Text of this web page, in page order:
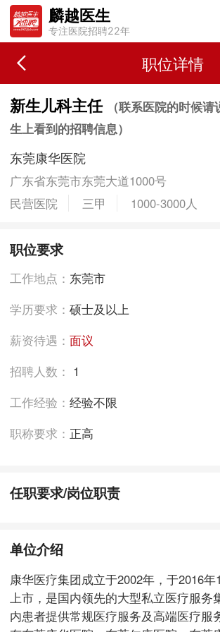
麟越医生
专注医院招聘22年
职位详情
新生儿科主任
（联系医院的时候
生上看到的招聘信息）
东莞康华医院
广东省东莞市东莞大道1000号
民营医院
三甲 1000-3000人
职位要求
工作地点： 东莞市
学历要求：硕士及以上
薪资待遇：面议
招聘人数： 1
工作经验：经验不限
职称要求： 正高
任职要求/岗位职责
单位介绍
康华医疗集团成立于2002年，于2016
上市，是国内领先的大型私立医疗服务
内患者提供常规医疗服务及高端医疗服